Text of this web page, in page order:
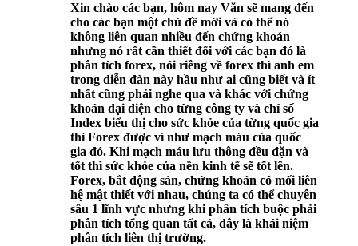
Xin chào các bạn, hôm nay Văn sẽ mang đến
cho các bạn một chủ đề mới và có thể nó
không liên quan nhiều đến chứng khoán
nhưng nó rất cần thiết đối với các bạn đó là
phân tích forex, nói riêng về forex thì anh em
trong diễn đàn này hầu như ai cũng biết và ít
nhất cũng phải nghe qua và khác với chứng
khoán đại diện cho từng công ty và chỉ số
Index biểu thị cho sức khỏe của từng quốc gia
thì Forex được ví như mạch máu của quốc
gia đó. Khi mạch máu lưu thông đều đặn và
tốt thì sức khỏe của nền kinh tế sẽ tốt lên.
Forex, bắt động sản, chứng khoán có mối liên
hệ mật thiết với nhau, chúng ta có thể chuyên
sâu 1 lĩnh vực nhưng khi phân tích buộc phải
phân tích tổng quan tất cả, đây là khái niệm
phân tích liên thị trường.